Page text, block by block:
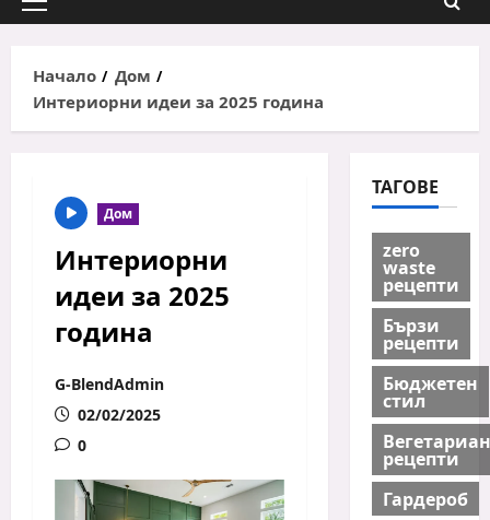
Primary
Начало
Дом
Интериорни идеи за 2025 година
Дом
Интериорни
идеи за 2025
година
G-BlendAdmin
02/02/2025
0
ТАГОВЕ
zero
waste
рецепти
Бързи
рецепти
Бюджетен
стил
рецепти
Гардероб